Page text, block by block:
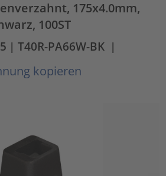
175x4.0mm,
100ST
| T40R-PA66W-BK |
kopieren